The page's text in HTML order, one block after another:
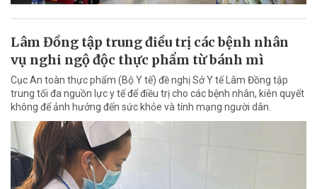
Lâm Đồng tập trung điều trị các bệnh nhân
vụ nghi ngộ độc thực phẩm từ bánh mì
Cục An toàn thực phẩm (Bộ Y tế) đề nghị Sở Y tế Lâm Đồng tập
trung tối đa nguồn lực y tế để điều trị cho các bệnh nhân, kiên quyết
không để ảnh hưởng đến sức khỏe và tính mạng người dân.